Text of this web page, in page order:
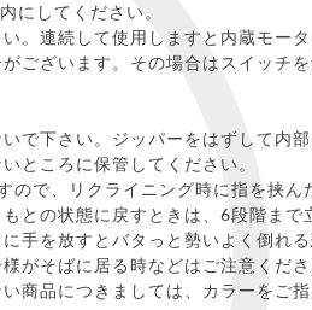
にしてください。
い。連続して使用しますと内蔵モ
ございます。その場合はスイッチ
で下さい。ジッパーをはずして内
ところに保管してください。
ので、リクライニング時に指を挟
もとの状態に戻すときは、6段階ま
手を放すとバタっと勢いよく倒れ
がそばに居る時などはご注意くださ
商品につきましては、カラーをご指